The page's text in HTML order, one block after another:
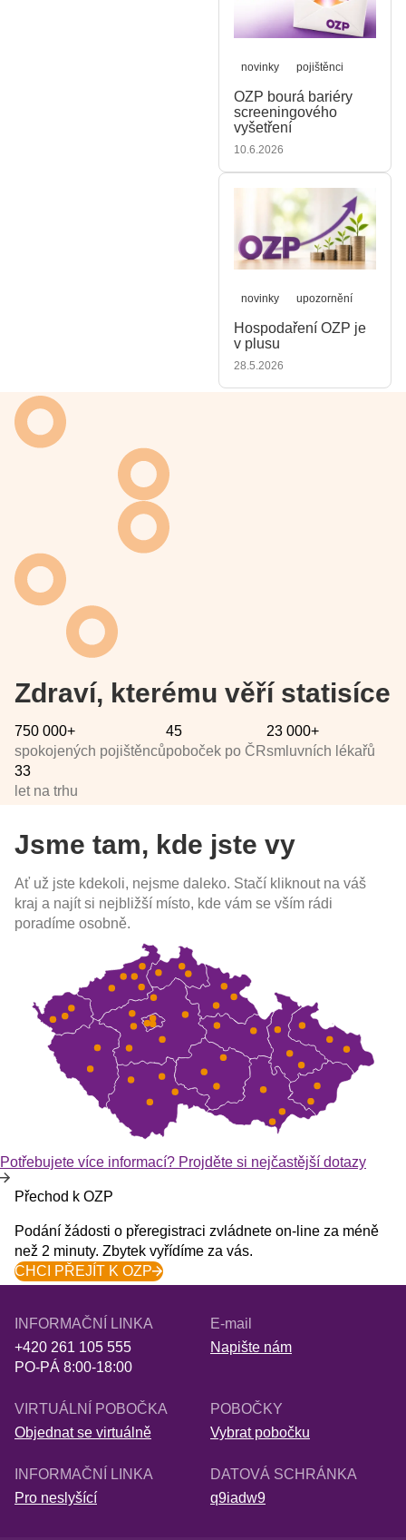
novinky pojištěnci
OZP bourá bariéry
screeningového
vyšetření
10.6.2026
novinky upozornění
Hospodaření OZP je
v plusu
28.5.2026
Zdraví, kterému věří statisíce
750 000+
spokojených pojištěnců
45
poboček po ČR
23 000+
smluvních lékařů
33
let na trhu
Jsme tam, kde jste vy
Ať už jste kdekoli, nejsme daleko. Stačí kliknout na váš
kraj a najít si nejbližší místo, kde vám se vším rádi
poradíme osobně.
Potřebujete více informací? Projděte si nejčastější dotazy
Přechod k OZP
Podání žádosti o přeregistraci zvládnete on-line za méně
než 2 minuty. Zbytek vyřídíme za vás.
CHCI PŘEJÍT K OZP
INFORMAČNÍ LINKA
+420 261 105 555
PO-PÁ 8:00-18:00
E-mail
Napište nám
VIRTUÁLNÍ POBOČKA
Objednat se virtuálně
POBOČKY
Vybrat pobočku
INFORMAČNÍ LINKA
Pro neslyšící
DATOVÁ SCHRÁNKA
q9iadw9